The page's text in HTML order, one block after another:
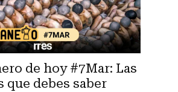
de hoy #7Mar: Las
que debes saber